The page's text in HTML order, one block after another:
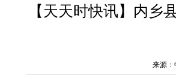
【天天时快讯】内乡
来源：